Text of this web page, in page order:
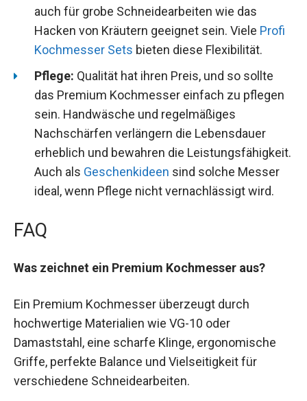
auch für grobe Schneidearbeiten wie das
Hacken von Kräutern geeignet sein. Viele Profi
Kochmesser Sets bieten diese Flexibilität.
Pflege: Qualität hat ihren Preis, und so sollte
das Premium Kochmesser einfach zu pflegen
sein. Handwäsche und regelmäßiges
Nachschärfen verlängern die Lebensdauer
erheblich und bewahren die Leistungsfähigkeit.
Auch als Geschenkideen sind solche Messer
ideal, wenn Pflege nicht vernachlässigt wird.
FAQ
Was zeichnet ein Premium Kochmesser aus?
Ein Premium Kochmesser überzeugt durch
hochwertige Materialien wie VG-10 oder
Damaststahl, eine scharfe Klinge, ergonomische
Griffe, perfekte Balance und Vielseitigkeit für
verschiedene Schneidearbeiten.